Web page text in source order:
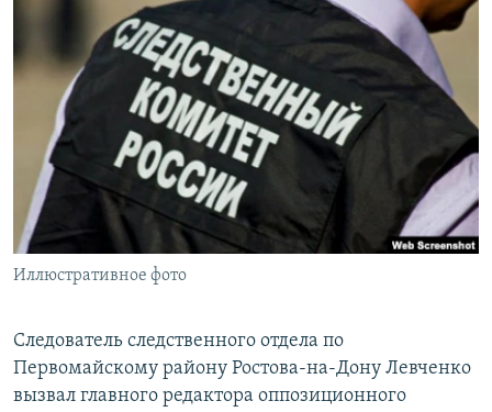
СЕВЕР.РЕАЛИИ
СИБИРЬ.РЕАЛИИ
РАСПИСАНИЕ ВЕЩАНИЯ
ПОДПИШИТЕСЬ НА РАССЫЛКУ
СОЦИАЛЬНЫЕ СЕТИ
Все сайты РСЕ/РС
Иллюстративное фото
Следователь следственного отдела по
Первомайскому району Ростова-на-Дону Левченко
вызвал главного редактора оппозиционного